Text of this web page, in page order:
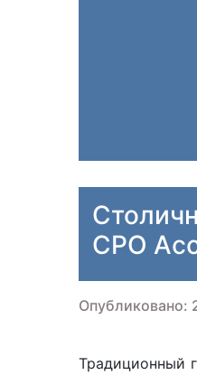
СРО
Опубликовано:
Традиционный